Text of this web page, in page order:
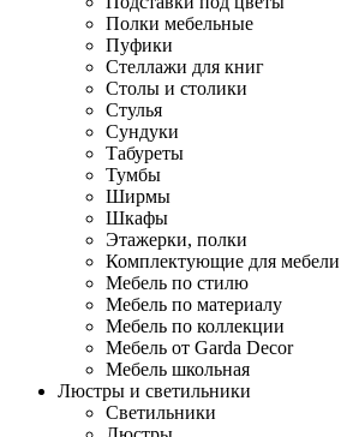
Полки мебельные
Пуфики
Стеллажи для книг
Столы и столики
Стулья
Сундуки
Табуреты
Тумбы
Ширмы
Шкафы
Этажерки, полки
Комплектующие для мебели
Мебель по стилю
Мебель по материалу
Мебель по коллекции
Мебель от Garda Decor
Мебель школьная
Люстры и светильники
Светильники